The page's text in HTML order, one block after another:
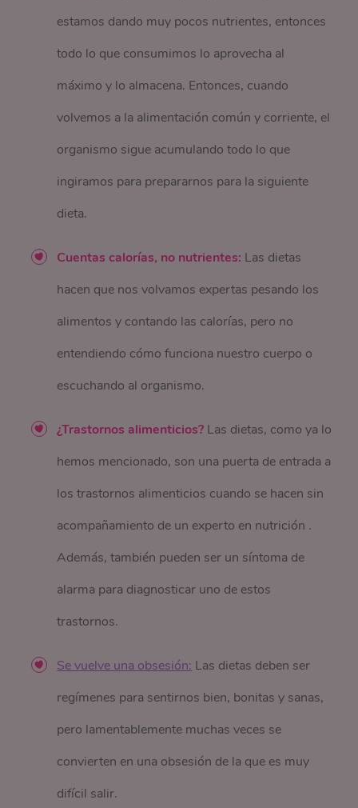
estamos dando muy pocos nutrientes, entonces
todo lo que consumimos lo aprovecha al
máximo y lo almacena. Entonces, cuando
volvemos a la alimentación común y corriente, el
organismo sigue acumulando todo lo que
ingiramos para prepararnos para la siguiente
dieta.
Cuentas calorías, no nutrientes: Las dietas
hacen que nos volvamos expertas pesando los
alimentos y contando las calorías, pero no
entendiendo cómo funciona nuestro cuerpo o
escuchando al organismo.
¿Trastornos alimenticios? Las dietas, como ya lo
hemos mencionado, son una puerta de entrada a
los trastornos alimenticios cuando se hacen sin
acompañamiento de un experto en nutrición .
Además, también pueden ser un síntoma de
alarma para diagnosticar uno de estos
trastornos.
Se vuelve una obsesión: Las dietas deben ser
regímenes para sentirnos bien, bonitas y sanas,
pero lamentablemente muchas veces se
convierten en una obsesión de la que es muy
difícil salir.